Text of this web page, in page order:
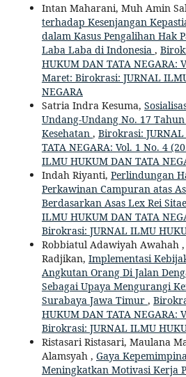
Intan Maharani, Muh Amin
terhadap Kesenjangan
dalam Kasus Pengalihan Hak
Laba Laba di Indonesia ,
HUKUM DAN TATA NEGARA:
Maret: Birokrasi: JURNAL
NEGARA
Satria Indra Kesuma,
Undang-Undang No. 17
Kesehatan , Birokrasi:
TATA NEGARA: Vol. 1 No. 4
ILMU HUKUM DAN TATA
Indah Riyanti, Perlindungan
Perkawinan Campuran atas
Berdasarkan Asas Lex Rei Sitae
ILMU HUKUM DAN TATA
Birokrasi: JURNAL ILMU
Robbiatul Adawiyah Awahah
Radjikan, Implementasi
Angkutan Orang Di Jalan
Sebagai Upaya Mengurangi
Surabaya Jawa Timur ,
HUKUM DAN TATA NEGARA:
Birokrasi: JURNAL ILMU
Ristasari Ristasari, Maulana
Alamsyah , Gaya
Meningkatkan Motivasi Kerja